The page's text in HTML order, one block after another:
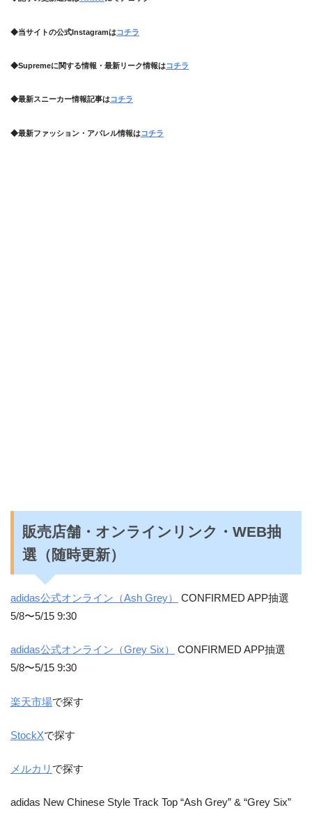
◆当サイトの公式Instagramはコチラ
◆Supremeに関する情報・最新リーク情報はコチラ
◆最新スニーカー情報記事はコチラ
◆最新ファッション・アパレル情報はコチラ
販売店舗・オンラインリンク・WEB抽
選（随時更新）
adidas公式オンライン（Ash Grey）
CONFIRMED APP抽選
5/8〜5/15 9:30
adidas公式オンライン（Grey Six）
CONFIRMED APP抽選
5/8〜5/15 9:30
楽天市場で探す
StockXで探す
メルカリ で探す
adidas New Chinese Style Track Top “Ash Grey” & “Grey Six”